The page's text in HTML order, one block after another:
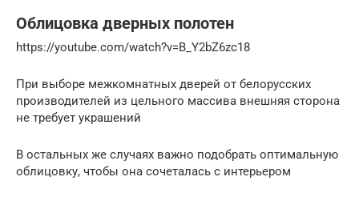
Облицовка дверных полотен
https://youtube.com/watch?v=B_Y2bZ6zc18
При выборе межкомнатных дверей от белорусских
производителей из цельного массива внешняя сторона
не требует украшений
В остальных же случаях важно подобрать оптимальную
облицовку, чтобы она сочеталась с интерьером